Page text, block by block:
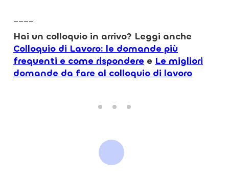
____
Hai un colloquio in arrivo? Leggi anche
Colloquio di Lavoro: le domande più
frequenti e come rispondere e Le migliori
domande da fare al colloquio di lavoro